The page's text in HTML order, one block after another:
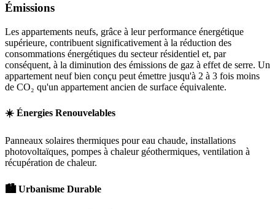
Émissions
Les appartements neufs, grâce à leur performance énergétique
supérieure, contribuent significativement à la réduction des
consommations énergétiques du secteur résidentiel et, par
conséquent, à la diminution des émissions de gaz à effet de serre. Un
appartement neuf bien conçu peut émettre jusqu'à 2 à 3 fois moins
de CO₂ qu'un appartement ancien de surface équivalente.
☀️ Énergies Renouvelables
Panneaux solaires thermiques pour eau chaude, installations
photovoltaïques, pompes à chaleur géothermiques, ventilation à
récupération de chaleur.
🏙️ Urbanisme Durable